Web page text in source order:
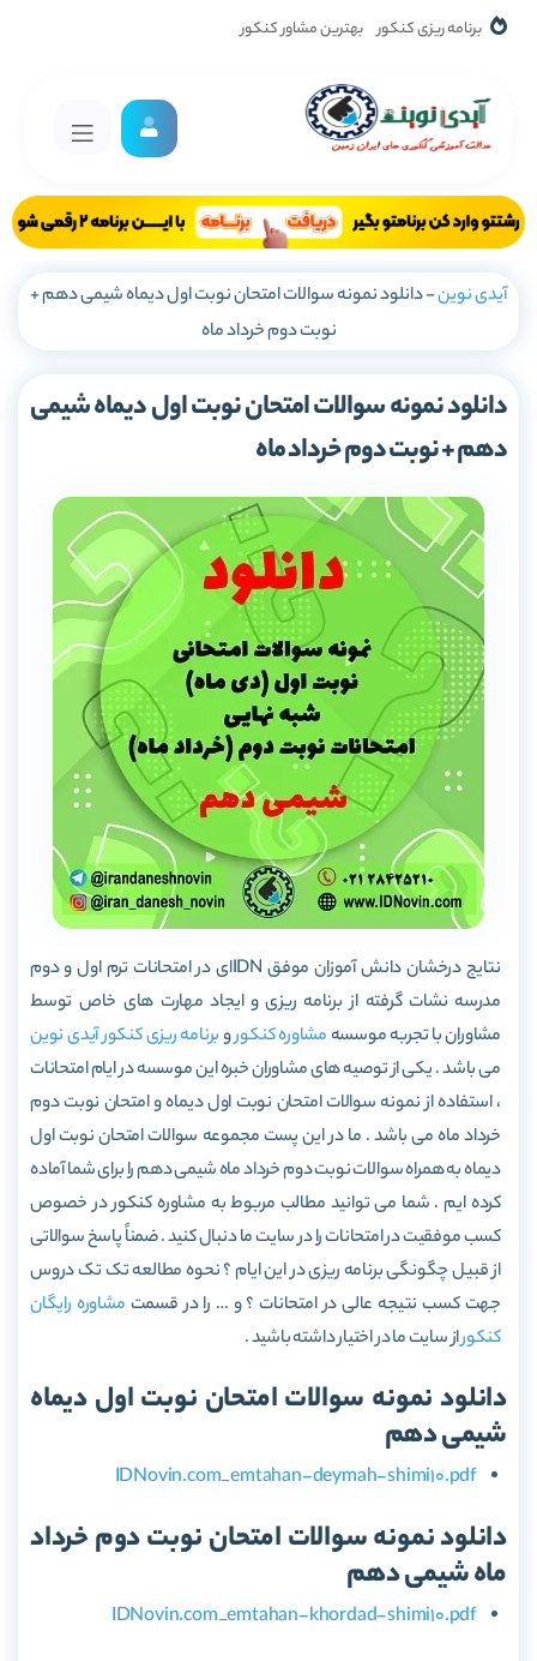
برنامه ریزی کنکور بهترین مشاور کنکور
آیدی نوین-دانلود نمونه سوالات امتحان نوبت اول دیماه شیمی دهم +
نوبت دوم خرداد ماه
دانلود نمونه سوالات امتحان نوبت اول دیماه شیمی
دهم + نوبت دوم خرداد ماه
نتایج درخشان دانش آموزان موفق IDNای در امتحانات ترم اول و دوم
مدرسه نشات گرفته از برنامه ریزی و ایجاد مهارت های خاص توسط
مشاوران با تجربه موسسهمشاوره کنکوروبرنامه ریزی کنکورآیدی نوین
می باشد . یکی از توصیه های مشاوران خبره این موسسه در ایام امتحانات
، استفاده از نمونه سوالات امتحان نوبت اول دیماه و امتحان نوبت دوم
خرداد ماه می باشد . ما در این پست مجموعه سوالات امتحان نوبت اول
دیماه به همراه سوالات نوبت دوم خرداد ماه شیمی دهم را برای شما آماده
کرده ایم . شما می توانید مطالب مربوط به مشاوره کنکور در خصوص
کسب موفقیت در امتحانات را در سایت ما دنبال کنید . ضمناً پاسخ سوالاتی
از قبیل چگونگی برنامه ریزی در این ایام ؟ نحوه مطالعه تک تک دروس
جهت کسب نتیجه عالی در امتحانات ؟ و … را در قسمت مشاوره رایگان
کنکوراز سایت ما در اختیار داشته باشید .
دانلود نمونه سوالات امتحان نوبت اول دیماه
شیمی دهم
IDNovin.com_emtahan-deymah-shimi10.pdf
دانلود نمونه سوالات امتحان نوبت دوم خرداد
ماه شیمی دهم
IDNovin.com_emtahan-khordad-shimi10.pdf